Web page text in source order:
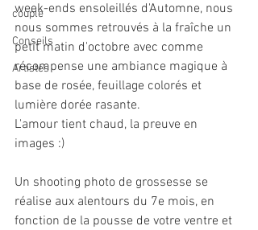
couple
Conseils
Artistes
week-ends ensoleillés d'Automne, nous
nous sommes retrouvés à la fraîche un
petit matin d'octobre avec comme
récompense une ambiance magique à
base de rosée, feuillage colorés et
lumière dorée rasante.
L'amour tient chaud, la preuve en
images :)
Un shooting photo de grossesse se
réalise aux alentours du 7e mois, en
fonction de la pousse de votre ventre et